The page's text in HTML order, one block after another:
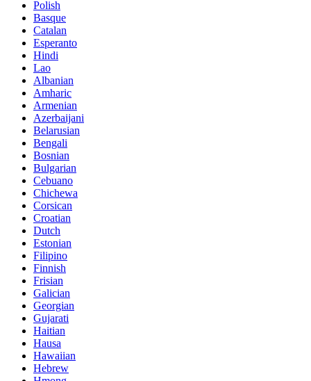
Polish
Basque
Catalan
Esperanto
Hindi
Lao
Albanian
Amharic
Armenian
Azerbaijani
Belarusian
Bengali
Bosnian
Bulgarian
Cebuano
Chichewa
Corsican
Croatian
Dutch
Estonian
Filipino
Finnish
Frisian
Galician
Georgian
Gujarati
Haitian
Hausa
Hawaiian
Hebrew